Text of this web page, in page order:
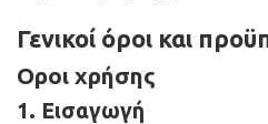
Γενικοί όροι και
Οροι χρήσης
1. Εισαγωγή